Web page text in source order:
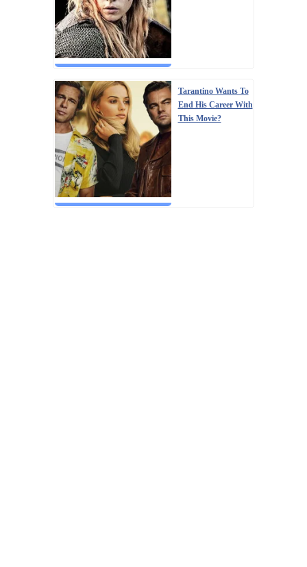
Tarantino Wants To
End His Career With
This Movie?